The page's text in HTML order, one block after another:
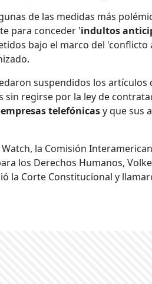
de las medidas más
para conceder 'indultos
bajo el marco del
suspendidos los artículos
regirse por la ley de
empresas telefónicasy que sus
la Comisión
los Derechos Humanos,
la Corte Constitucional y